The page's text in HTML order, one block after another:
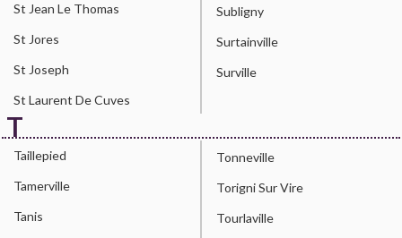
St Jean Le Thomas
St Jores
St Joseph
St Laurent De Cuves
Subligny
Surtainville
Surville
T
Taillepied
Tamerville
Tanis
Tonneville
Torigni Sur Vire
Tourlaville